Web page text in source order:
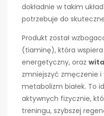
dokładnie w takim
potrzebuje do
Produkt został
(tiaminę), która
energetyczny, oraz
zmniejszyć zmęczenie
metabolizm białek. To
aktywnych fizycznie,
treningu, szybszej